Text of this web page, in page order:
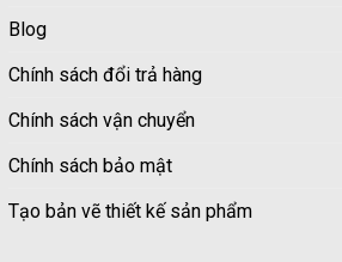
Blog
Chính sách đổi trả hàng
Chính sách vận chuyển
Chính sách bảo mật
Tạo bản vẽ thiết kế sản phẩm